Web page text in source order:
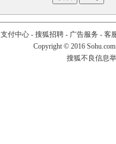
支付中心- 搜狐招聘- 广告服务 - 客
Copyright © 2016
搜狐不良信息